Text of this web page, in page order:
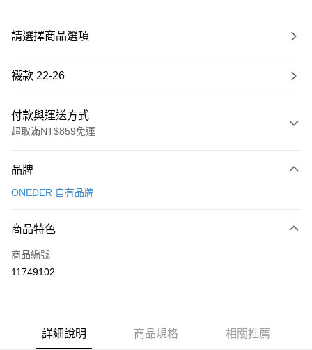
請選擇商品選項
襪款 22-26
付款與運送方式
超取滿NT$859免運
信用卡一次付款
LINE Pay
Apple Pay
ATM付款
品牌
ONEDER 自有品牌
商品特色
商品編號
11749102
詳細說明 商品規格 相關推薦